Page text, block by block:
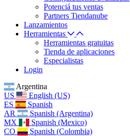
Potenciá tus ventas
Partners Tiendanube
Lanzamientos
Herramientas
Herramientas gratuitas
Tienda de aplicaciones
Especialistas
Login
Argentina
US
English (US)
ES
Spanish
AR
Spanish (Argentina)
MX
Spanish (Mexico)
CO
Spanish (Colombia)